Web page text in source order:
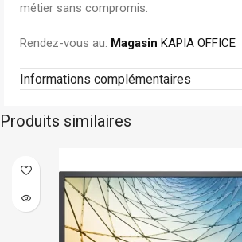
métier sans compromis.
Rendez-vous au: Magasin KAPIA OFFICE
Informations complémentaires
Produits similaires
Dell